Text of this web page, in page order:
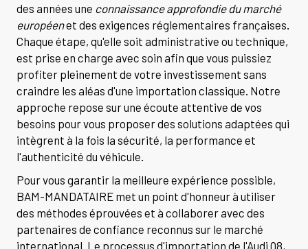
des années une connaissance approfondie du marché
européenet des exigences réglementaires françaises.
Chaque étape, qu'elle soit administrative ou technique,
est prise en charge avec soin afin que vous puissiez
profiter pleinement de votre investissement sans
craindre les aléas d'une importation classique. Notre
approche repose sur une écoute attentive de vos
besoins pour vous proposer des solutions adaptées qui
intègrent à la fois la sécurité, la performance et
l'authenticité du véhicule.
Pour vous garantir la meilleure expérience possible,
BAM-MANDATAIRE met un point d'honneur à utiliser
des méthodes éprouvées et à collaborer avec des
partenaires de confiance reconnus sur le marché
international. Le processus d'importation de l'Audi Q8,